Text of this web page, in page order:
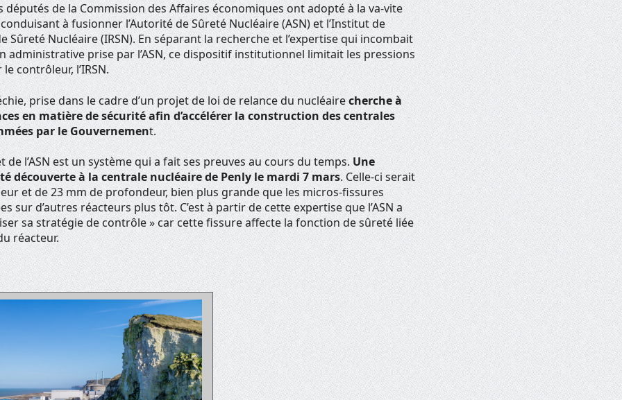
députés de la Commission des Affaires économiques ont adopté à la va-vite
à fusionner l’Autorité de Sûreté Nucléaire (ASN) et l’Institut de
Sûreté Nucléaire (IRSN). En séparant la recherche et l’expertise qui incombait
administrative prise par l’ASN, ce dispositif institutionnel limitait les pressions
contrôleur, l’IRSN.
prise dans le cadre d’un projet de loi de relance du nucléairecherche à
en matière de sécurité afin d’accélérer la construction des centrales
par le Gouvernement.
de l’ASN est un système qui a fait ses preuves au cours du temps.Une
découverte à la centrale nucléaire de Penly le mardi 7 mars. Celle-ci serait
et de 23 mm de profondeur, bien plus grande que les micros-fissures
sur d’autres réacteurs plus tôt. C’est à partir de cette expertise que l’ASN a
sa stratégie de contrôle » car cette fissure affecte la fonction de sûreté liée
réacteur.